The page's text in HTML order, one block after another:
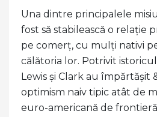
Una dintre principalele
fost să stabilească o relație
pe comerț, cu mulți nativi
călătoria lor. Potrivit
Lewis și Clark au împărtășit
optimism naiv tipic atât de
euro-americană de